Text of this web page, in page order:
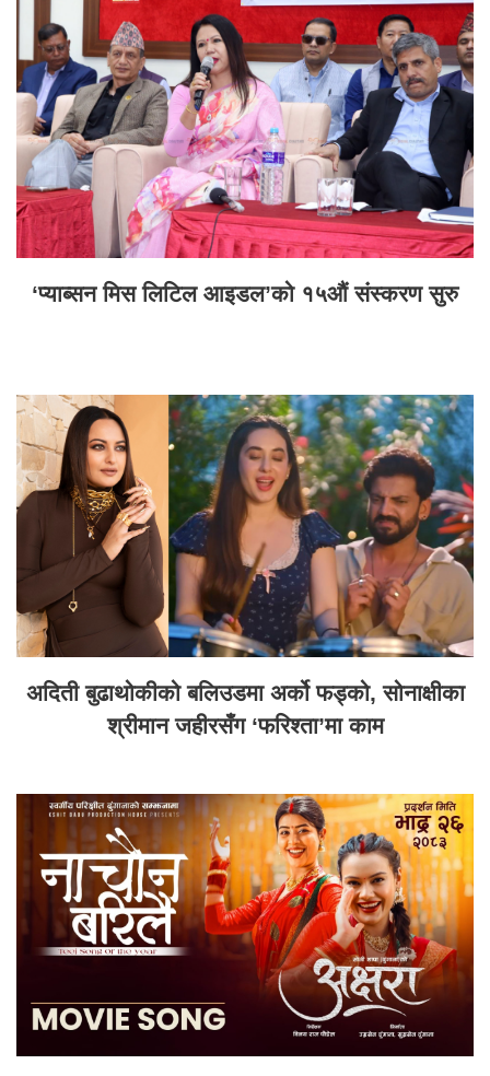
‘प्याब्सन मिस लिटिल आइडल’को १५औं संस्करण सुरु
अदिती बुढाथोकीको बलिउडमा अर्को फड्को, सोनाक्षीका
श्रीमान जहीरसँग ‘फरिश्ता’मा काम